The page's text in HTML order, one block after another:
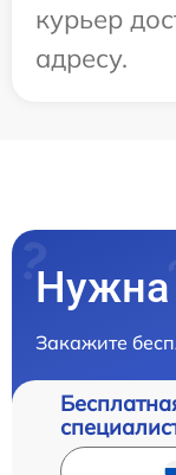
курьер
адресу.
Нужна
Закажите